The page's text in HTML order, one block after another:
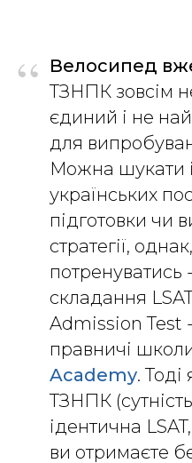
“
Велосипед
ТЗНПК зовсім
єдиний і не
для
Можна шукати
українських
підготовки чи
стратегії,
потренуватись
складання
Admission Test
правничі
Academy.
ТЗНПК
ідентична
ви отримаєте